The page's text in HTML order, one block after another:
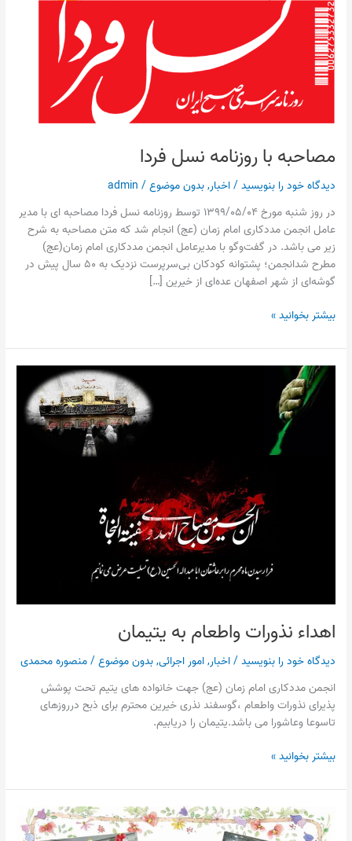
مصاحبه با روزنامه نسل فردا
دیدگاه‌ خود را بنویسید/اخبار,بدون موضوع/
admin
در روز شنبه مورخ ۱۳۹۹/۰۵/۰۴ توسط روزنامه نسل فردا مصاحبه ای با مدیر
عامل انجمن مددکاری امام زمان (عج) انجام شد که متن مصاحبه به شرح
زیر می باشد. در گفت‌وگو با مدیرعامل انجمن مددکاری امام زمان(عج)
مطرح شدانجمن؛ پشتوانه کودکان بی‌سرپرست نزدیک به ۵۰ سال پیش در
گوشه‌ای از شهر اصفهان عده‌ای از خیرین […]
روزنامه
نسل
فردا
بیشتر بخوانید »
اهداء نذورات واطعام به یتیمان
دیدگاه‌ خود را بنویسید/اخبار,امور اجرائی,بدون موضوع/منصوره محمدی
انجمن مددکاری امام زمان (عج) جهت خانواده های یتیم تحت پوشش
پذیرای نذورات واطعام ،گوسفند نذری خیرین محترم برای ذبح درروزهای
تاسوعا وعاشورا می باشد.یتیمان را دریابیم.
اهداء
نذورات
واطعام
بیشتر بخوانید »
واحد
نونهالان